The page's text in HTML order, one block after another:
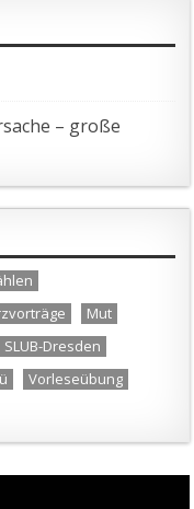
– große
Mut
SLUB-Dresden
Vorleseübung